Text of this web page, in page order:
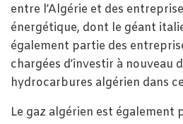
entre l’Algérie et des
énergétique, dont le géant
également partie des
chargées d’investir à nouveau
hydrocarbures algérien dans
Le gaz algérien est également